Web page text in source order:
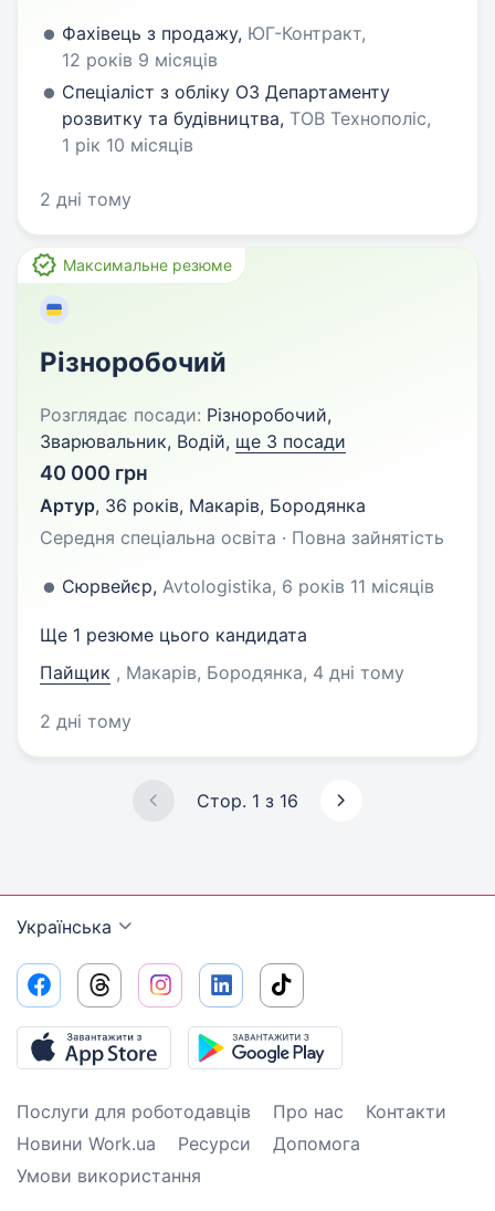
Фахівець з продажу, ЮГ-Контракт,
12 років 9 місяців
Спеціаліст з обліку ОЗ Департаменту
розвитку та будівництва, ТОВ Технополіс,
1 рік 10 місяців
2 дні тому
Максимальне резюме
Різноробочий
Розглядає посади: Різноробочий,
Зварювальник, Водій, ще 3 посади
40 000 грн
Артур, 36 років, Макарів, Бородянка
Середня спеціальна освіта · Повна зайнятість
Сюрвейєр, Avtologistika, 6 років 11 місяців
Ще 1 резюме цього кандидата
Пайщик , Макарів, Бородянка, 4 дні тому
2 дні тому
Стор. 1 з 16
Українська
Послуги для роботодавців Про нас
Контакти
Новини Work.ua
Ресурси
Допомога
Умови використання